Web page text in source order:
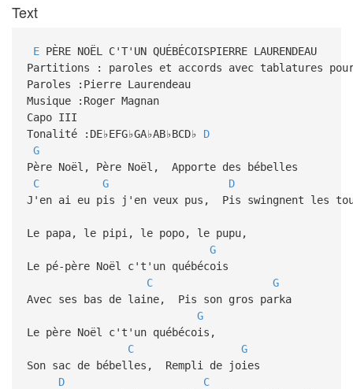
Text
EPÈRE NOËL C'T'UN QUÉBÉCOISPIERRE LAURENDEAU
Partitions : paroles et accords avec tablatures
Paroles :Pierre Laurendeau
Musique :Roger Magnan
Capo III
Tonalité :DE♭EFG♭GA♭AB♭BCD♭ D
G
Père Noël, Père Noël, Apporte des bébelles
C
G
D
J'en ai eu pis j'en veux pus, Pis swingnent les
Le papa, le pipi, le popo, le pupu,
G
Le pé-père Noël c't'un québécois
C
G
Avec ses bas de laine, Pis son gros parka
G
Le père Noël c't'un québécois,
C
G
Son sac de bébelles, Rempli de joies
D
C